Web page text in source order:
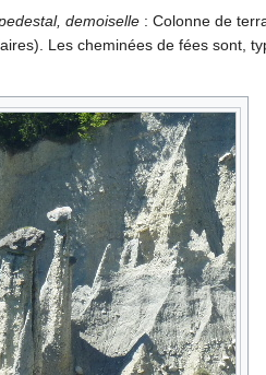
demoiselle : Colonne de
Les cheminées de fées sont,